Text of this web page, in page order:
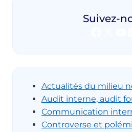
Suivez-
Actualités du milieu
Audit interne, audit
Communication
Controverse et